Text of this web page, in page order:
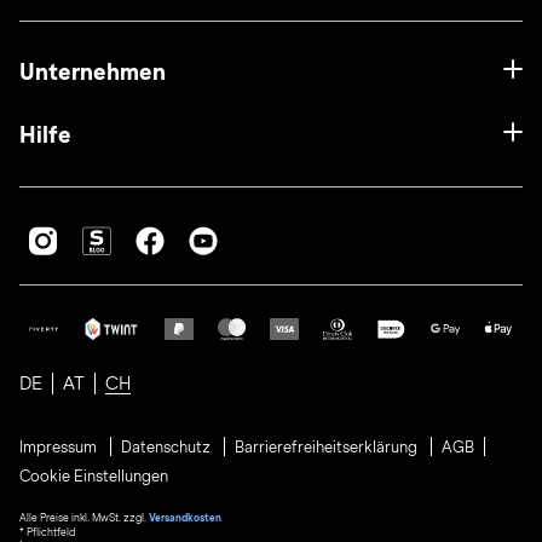
Unternehmen
Hilfe
DE AT CH
Impressum Datenschutz Barrierefreiheitserklärung
AGB
Cookie Einstellungen
Alle Preise inkl. MwSt. zzgl. Versandkosten
* Pflichtfeld